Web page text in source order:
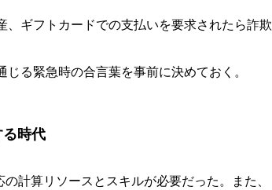
、ギフトカードでの支払いを要求されたら詐欺
る緊急時の合言葉を事前に決めておく。
る時代
計算リソースとスキルが必要だった。また、